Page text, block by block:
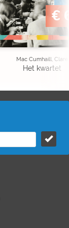
€
Mac Cumhaill, Clare
Het kwartet